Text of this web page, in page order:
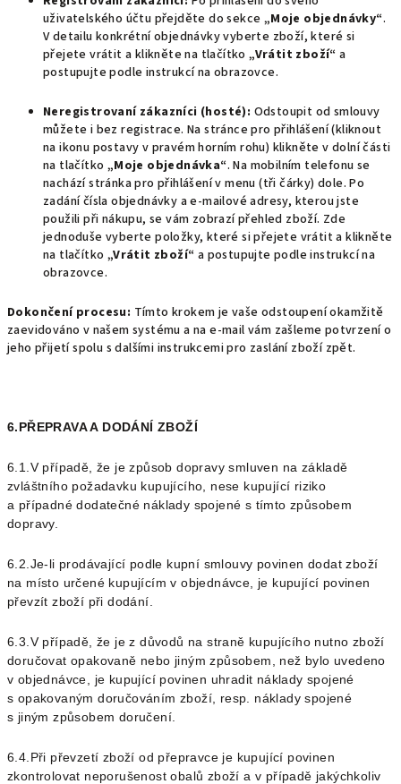
uživatelského účtu přejděte do sekce „Moje objednávky“.
V detailu konkrétní objednávky vyberte zboží, které si
přejete vrátit a klikněte na tlačítko„Vrátit zboží“ a
postupujte podle instrukcí na obrazovce.
Neregistrovaní zákazníci (hosté): Odstoupit od smlouvy
můžete i bez registrace. Na stránce pro přihlášení (kliknout
na ikonu postavy v pravém horním rohu) klikněte v dolní části
na tlačítko „Moje objednávka“. Na mobilním telefonu se
nachází stránka pro přihlášení v menu (tři čárky) dole. Po
zadání čísla objednávky a e-mailové adresy, kterou jste
použili při nákupu, se vám zobrazí přehled zboží. Zde
jednoduše vyberte položky, které si přejete vrátit a klikněte
na tlačítko „Vrátit zboží“ a postupujte podle instrukcí na
obrazovce.
Dokončení procesu: Tímto krokem je vaše odstoupení okamžitě
zaevidováno v našem systému a na e-mail vám zašleme potvrzení o
jeho přijetí spolu s dalšími instrukcemi pro zaslání zboží zpět.
6.PŘEPRAVA A DODÁNÍ ZBOŽÍ
6.1.V případě, že je způsob dopravy smluven na základě
zvláštního požadavku kupujícího, nese kupující riziko
a případné dodatečné náklady spojené s tímto způsobem
dopravy.
6.2.Je-li prodávající podle kupní smlouvy povinen dodat zboží
na místo určené kupujícím v objednávce, je kupující povinen
převzít zboží při dodání.
6.3.V případě, že je z důvodů na straně kupujícího nutno zboží
doručovat opakovaně nebo jiným způsobem, než bylo uvedeno
v objednávce, je kupující povinen uhradit náklady spojené
s opakovaným doručováním zboží, resp. náklady spojené
s jiným způsobem doručení.
6.4.Při převzetí zboží od přepravce je kupující povinen
zkontrolovat neporušenost obalů zboží a v případě jakýchkoliv